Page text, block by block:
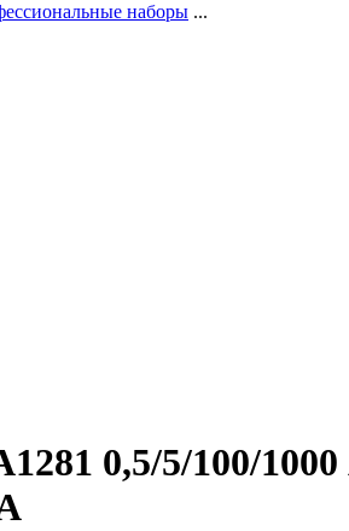
наборы ...
0,5/5/100/